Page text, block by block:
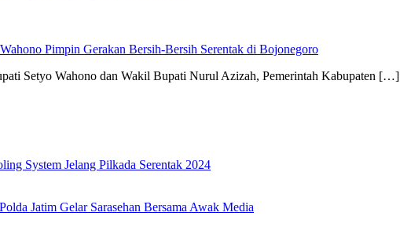
Pimpin Gerakan Bersih-Bersih Serentak di Bojonegoro
Setyo Wahono dan Wakil Bupati Nurul Azizah, Pemerintah Kabupaten […]
System Jelang Pilkada Serentak 2024
Jatim Gelar Sarasehan Bersama Awak Media